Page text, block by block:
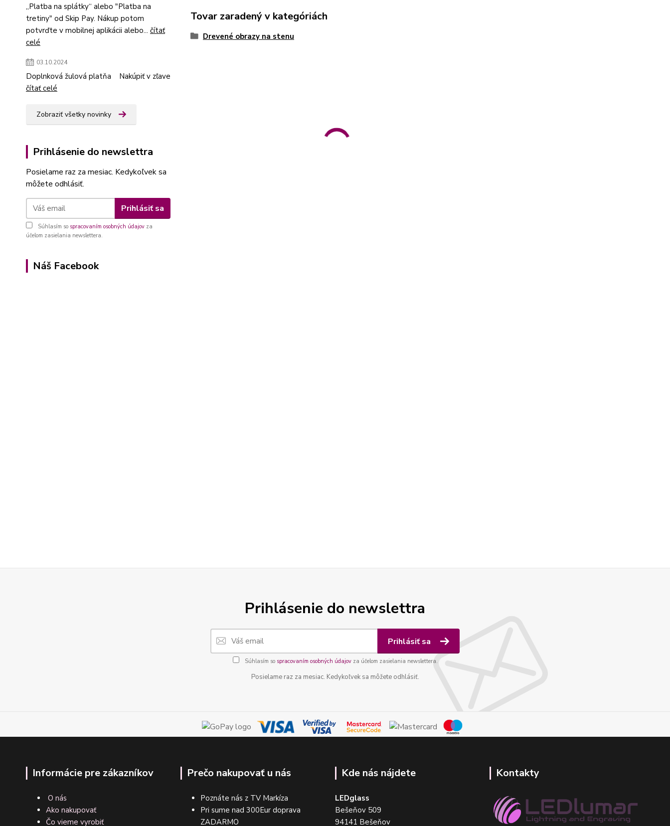
„Platba na splátky“ alebo "Platba na
tretiny" od Skip Pay. Nákup potom
potvrďte v mobilnej aplikácii alebo... čítať
celé
03.10.2024
Doplnková žulová platňa Nakúpiť v zľave
čítať celé
Zobraziť všetky novinky
Prihlásenie do newslettra
Posielame raz za mesiac. Kedykoľvek sa
môžete odhlásiť.
Prihlásiť sa
Súhlasím so spracovaním osobných údajov za
účelom zasielania newslettera.
Náš Facebook
Tovar zaradený v kategóriách
Drevené obrazy na stenu
Prihlásenie do newslettra
Prihlásiť sa
Súhlasím so spracovaním osobných údajovza účelom zasielania newslettera.
Posielame raz za mesiac. Kedykoľvek sa môžete odhlásiť.
Informácie pre zákazníkov
O nás
Ako nakupovať
Čo vieme vyrobiť
Prečo nakupovať u nás
Poznáte nás z TV Markíza
Pri sume nad 300Eur doprava
ZADARMO
Kde nás nájdete
LEDglass
Bešeňov 509
94141 Bešeňov
Kontakty